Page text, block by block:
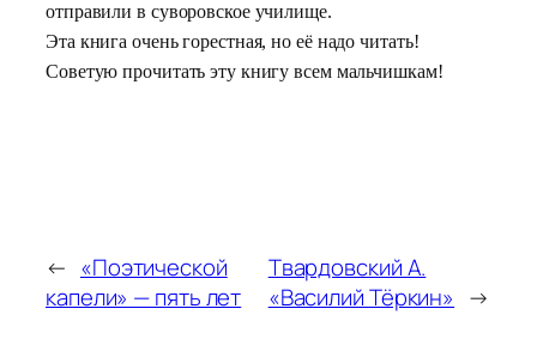
отправили в суворовское училище.
Эта книга очень горестная, но её надо читать!
Советую прочитать эту книгу всем мальчишкам!
← «Поэтической
капели» — пять лет
Твардовский А.
«Василий Тёркин» →